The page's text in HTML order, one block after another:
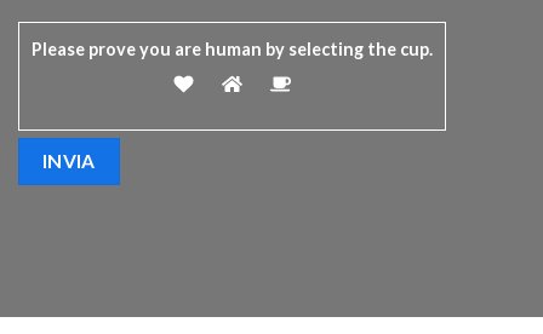
Please prove you are human by selecting the cup.